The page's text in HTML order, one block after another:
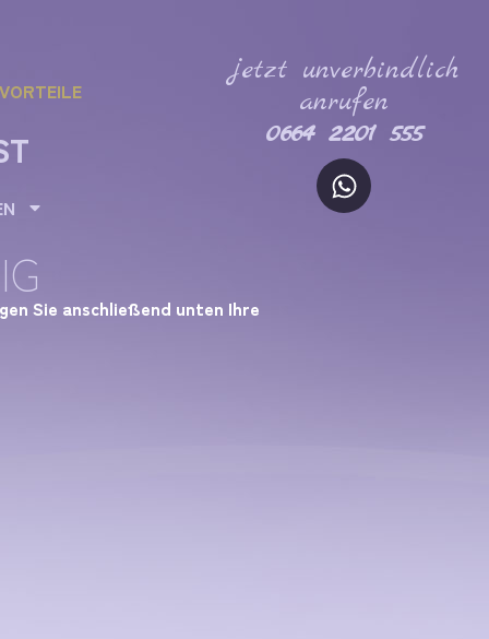
VORTEILE
jetzt unverbindlich
anrufen
0664 2201 555
Sie anschließend unten Ihre